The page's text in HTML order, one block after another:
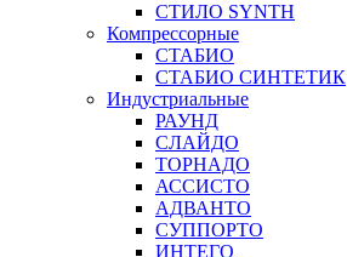
СТИЛО SYNTH
Компрессорные
СТАБИО
СТАБИО СИНТЕТИК
Индустриальные
РАУНД
СЛАЙДО
ТОРНАДО
АССИСТО
АДВАНТО
СУППОРТО
ИНТЕГО